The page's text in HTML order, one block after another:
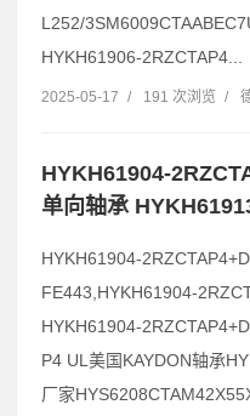
L252/
HYKH61906-2RZCTAP4...
2025-05-17 / 191 次浏览 /
HYKH61904-
单向轴承
HYKH61904-
FE443,HYKH61904-
HYKH61904-
P4 UL美国KAYDON轴承
厂家